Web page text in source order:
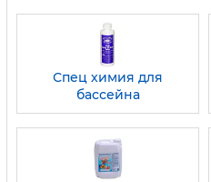
Спец химия для
бассейна